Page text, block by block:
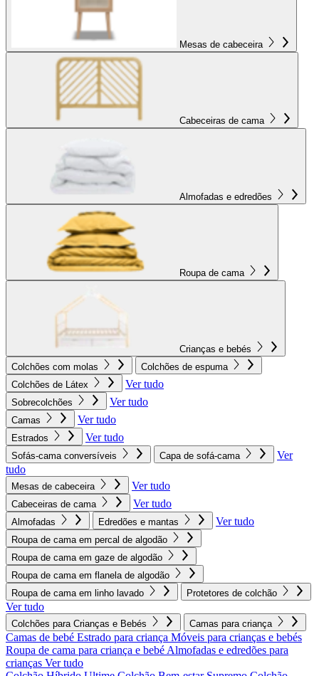
Mesas de cabeceira
Cabeceiras de cama
Almofadas e edredões
Roupa de cama
Crianças e bebés
Colchões com molas
Colchões de espuma
Colchões de Látex
Ver tudo
Sobrecolchões Ver tudo
Camas Ver tudo
Estrados Ver tudo
Sofás-cama conversíveis Capa de sofá-cama
Ver
tudo
Mesas de cabeceira Ver tudo
Cabeceiras de cama Ver tudo
Almofadas Edredões e mantas Ver tudo
Roupa de cama em percal de algodão
Roupa de cama em gaze de algodão
Roupa de cama em flanela de algodão
Roupa de cama em linho lavado
Protetores de colchão
Ver tudo
Colchões para Crianças e Bebés Camas para criança
Camas de bebé Estrado para criança Móveis para crianças e bebés
Roupa de cama para criança e bebé Almofadas e edredões para
crianças Ver tudo